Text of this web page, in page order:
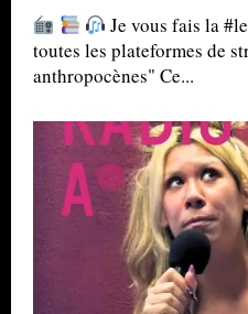
Je vous fais la #lecture ?
toutes les plateformes de
anthropocènes" Ce...